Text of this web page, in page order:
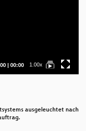
| Total
00:00 1.00x
ausgeleuchtet nach